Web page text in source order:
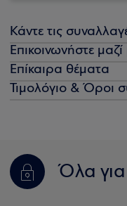
Κάντε τις
Επικοινωνήστε
Επίκαιρα θέματα
Τιμολόγιο & Όροι
Όλα